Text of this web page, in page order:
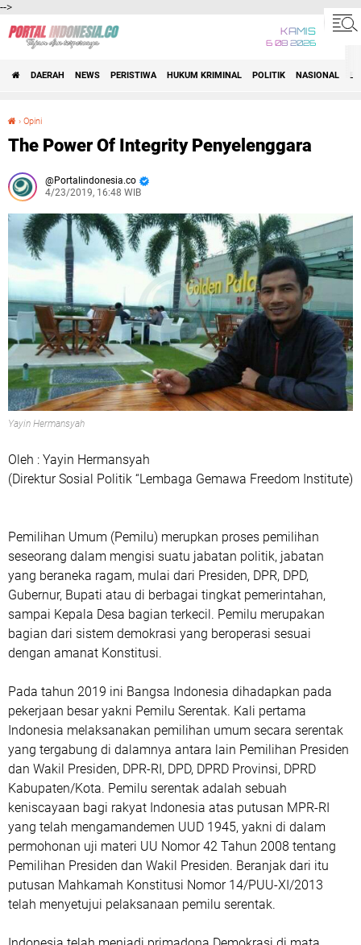
-->
KAMIS
6 08 2026
DAERAH NEWS PERISTIWA HUKUM KRIMINAL POLITIK NASIONAL
› Opini
The Power Of Integrity Penyelenggara
Portalindonesia.co
4/23/2019, 16:48 WIB
Yayin Hermansyah
Oleh : Yayin Hermansyah
(Direktur Sosial Politik “Lembaga Gemawa Freedom Institute)
Pemilihan Umum (Pemilu) merupkan proses pemilihan
seseorang dalam mengisi suatu jabatan politik, jabatan
yang beraneka ragam, mulai dari Presiden, DPR, DPD,
Gubernur, Bupati atau di berbagai tingkat pemerintahan,
sampai Kepala Desa bagian terkecil. Pemilu merupakan
bagian dari sistem demokrasi yang beroperasi sesuai
dengan amanat Konstitusi.
Pada tahun 2019 ini Bangsa Indonesia dihadapkan pada
pekerjaan besar yakni Pemilu Serentak. Kali pertama
Indonesia melaksanakan pemilihan umum secara serentak
yang tergabung di dalamnya antara lain Pemilihan Presiden
dan Wakil Presiden, DPR-RI, DPD, DPRD Provinsi, DPRD
Kabupaten/Kota. Pemilu serentak adalah sebuah
keniscayaan bagi rakyat Indonesia atas putusan MPR-RI
yang telah mengamandemen UUD 1945, yakni di dalam
permohonan uji materi UU Nomor 42 Tahun 2008 tentang
Pemilihan Presiden dan Wakil Presiden. Beranjak dari itu
putusan Mahkamah Konstitusi Nomor 14/PUU-XI/2013
telah menyetujui pelaksanaan pemilu serentak.